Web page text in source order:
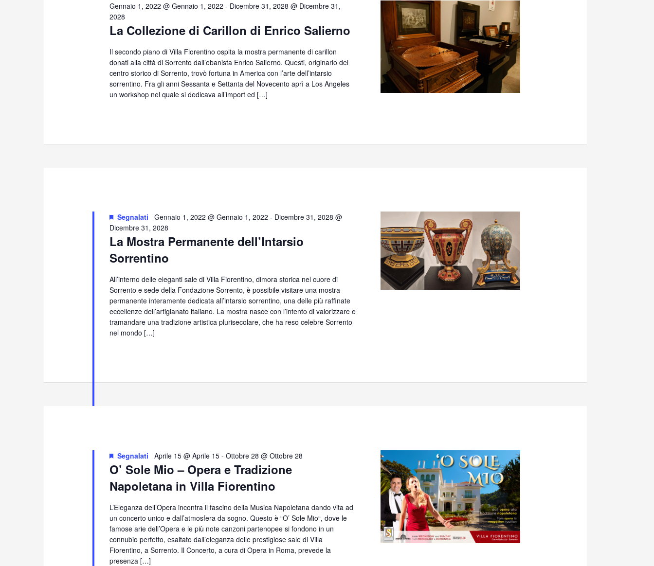
2026La Collezione di Carillon di Enrico Salierno
Gennaio 1, 2022 @ Gennaio 1, 2022 - Dicembre 31, 2028 @ Dicembre 31,
2028
Il secondo piano di Villa Fiorentino ospita la mostra permanente di carillon
donati alla città di Sorrento dall’ebanista Enrico Salierno. Questi, originario del
centro storico di Sorrento, trovò fortuna in America con l’arte dell’intarsio
sorrentino. Fra gli anni Sessanta e Settanta del Novecento aprì a Los Angeles
un workshop nel quale si dedicava all’import ed […]
La Mostra Permanente dell’Intarsio
Sorrentino
Segnalati Gennaio 1, 2022 @ Gennaio 1, 2022 - Dicembre 31, 2028 @
Dicembre 31, 2028
All’interno delle eleganti sale di Villa Fiorentino, dimora storica nel cuore di
Sorrento e sede della Fondazione Sorrento, è possibile visitare una mostra
permanente interamente dedicata all’intarsio sorrentino, una delle più raffinate
eccellenze dell’artigianato italiano. La mostra nasce con l’intento di valorizzare e
tramandare una tradizione artistica plurisecolare, che ha reso celebre Sorrento
nel mondo […]
O’ Sole Mio – Opera e Tradizione
Napoletana in Villa Fiorentino
Segnalati Aprile 15 @ Aprile 15 -Ottobre 28 @ Ottobre 28
L’Eleganza dell’Opera incontra il fascino della Musica Napoletana dando vita ad
un concerto unico e dall’atmosfera da sogno. Questo è “O’ Sole Mio“, dove le
famose arie dell’Opera e le più note canzoni partenopee si fondono in un
connubio perfetto, esaltato dall’eleganza delle prestigiose sale di Villa
Fiorentino, a Sorrento. Il Concerto, a cura di Opera in Roma, prevede la
presenza […]